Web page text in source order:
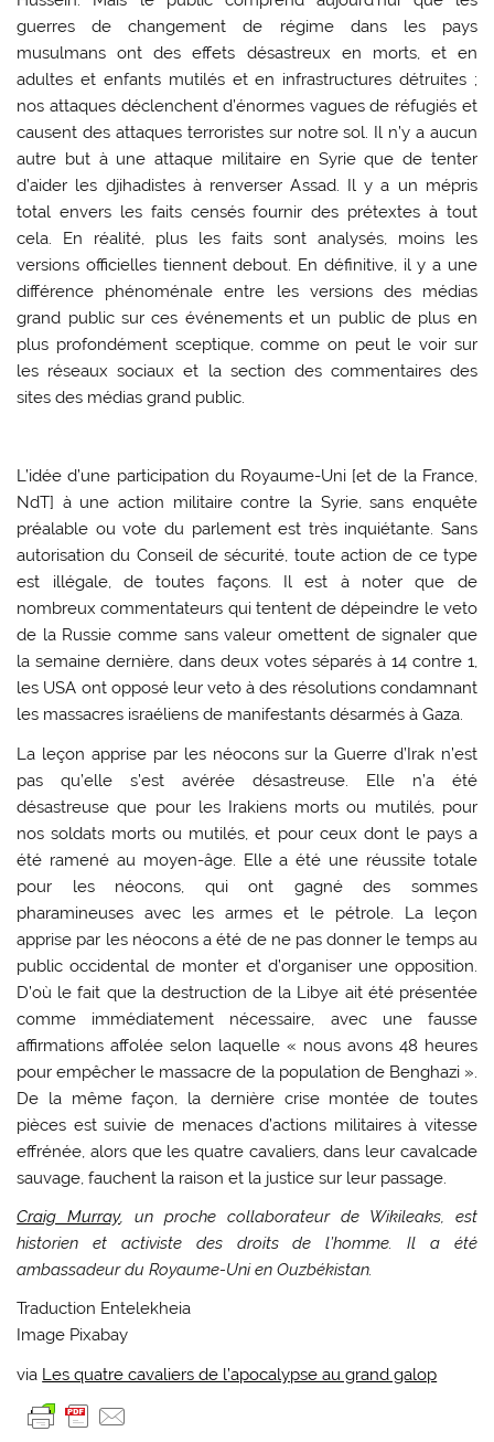
guerres de changement de régime dans les pays
musulmans ont des effets désastreux en morts, et en
adultes et enfants mutilés et en infrastructures détruites ;
nos attaques déclenchent d’énormes vagues de réfugiés et
causent des attaques terroristes sur notre sol. Il n’y a aucun
autre but à une attaque militaire en Syrie que de tenter
d’aider les djihadistes à renverser Assad. Il y a un mépris
total envers les faits censés fournir des prétextes à tout
cela. En réalité, plus les faits sont analysés, moins les
versions officielles tiennent debout. En définitive, il y a une
différence phénoménale entre les versions des médias
grand public sur ces événements et un public de plus en
plus profondément sceptique, comme on peut le voir sur
les réseaux sociaux et la section des commentaires des
sites des médias grand public.
L’idée d’une participation du Royaume-Uni [et de la France,
NdT] à une action militaire contre la Syrie, sans enquête
préalable ou vote du parlement est très inquiétante. Sans
autorisation du Conseil de sécurité, toute action de ce type
est illégale, de toutes façons. Il est à noter que de
nombreux commentateurs qui tentent de dépeindre le veto
de la Russie comme sans valeur omettent de signaler que
la semaine dernière, dans deux votes séparés à 14 contre 1,
les USA ont opposé leur veto à des résolutions condamnant
les massacres israéliens de manifestants désarmés à Gaza.
La leçon apprise par les néocons sur la Guerre d’Irak n’est
pas qu’elle s’est avérée désastreuse. Elle n’a été
désastreuse que pour les Irakiens morts ou mutilés, pour
nos soldats morts ou mutilés, et pour ceux dont le pays a
été ramené au moyen-âge. Elle a été une réussite totale
pour les néocons, qui ont gagné des sommes
pharamineuses avec les armes et le pétrole. La leçon
apprise par les néocons a été de ne pas donner le temps au
public occidental de monter et d’organiser une opposition.
D’où le fait que la destruction de la Libye ait été présentée
comme immédiatement nécessaire, avec une fausse
affirmations affolée selon laquelle « nous avons 48 heures
pour empêcher le massacre de la population de Benghazi ».
De la même façon, la dernière crise montée de toutes
pièces est suivie de menaces d’actions militaires à vitesse
effrénée, alors que les quatre cavaliers, dans leur cavalcade
sauvage, fauchent la raison et la justice sur leur passage.
Craig Murray, un proche collaborateur de Wikileaks, est
historien et activiste des droits de l’homme. Il a été
ambassadeur du Royaume-Uni en Ouzbékistan.
Traduction Entelekheia
Image Pixabay
via Les quatre cavaliers de l’apocalypse au grand galop